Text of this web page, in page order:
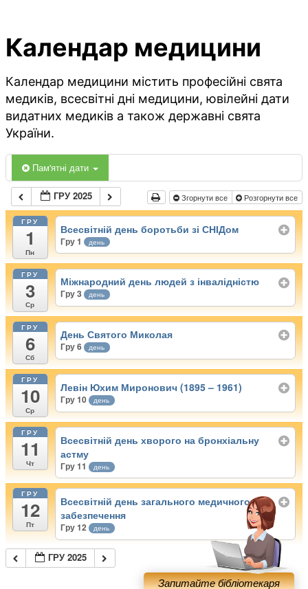
Календар медицини
Календар медицини містить професійні свята
медиків, всесвітні дні медицини, ювілейні дати
видатних медиків а також державні свята
України.
Пам'ятні дати
ГРУ 2025 Згорнути все Розгорнути все
ГРУ
1
Пн
Всесвітній день боротьби зі СНІДом
Гру 1 день
ГРУ
3
Ср
Міжнародний день людей з інвалідністю
Гру 3 день
ГРУ
6
Сб
День Святого Миколая
Гру 6 день
ГРУ
10
Ср
Левін Юхим Миронович (1895 – 1961)
Гру 10 день
ГРУ
11
Чт
Всесвітній день хворого на бронхіальну
астму
Гру 11 день
ГРУ
12
Пт
Всесвітній день загального медичного
забезпечення
Гру 12 день
ГРУ 2025